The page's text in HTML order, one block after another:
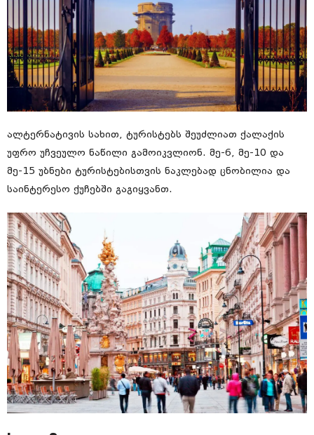
ალტერნატივის სახით, ტურისტებს შეუძლიათ ქალაქის
უფრო უჩვეულო ნაწილი გამოიკვლიონ. მე-6, მე-10 და
მე-15 უბნები ტურისტებისთვის ნაკლებად ცნობილია და
საინტერესო ქუჩებში გაგიყვანთ.